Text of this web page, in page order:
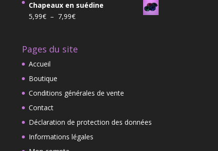
à
3,55€
prix :
Chapeaux en suédine
5,99€ – 7,99€Plage
5,99€
Pages du site
Accueil
Boutique
Conditions générales de vente
Contact
Déclaration de protection des données
Informations légales